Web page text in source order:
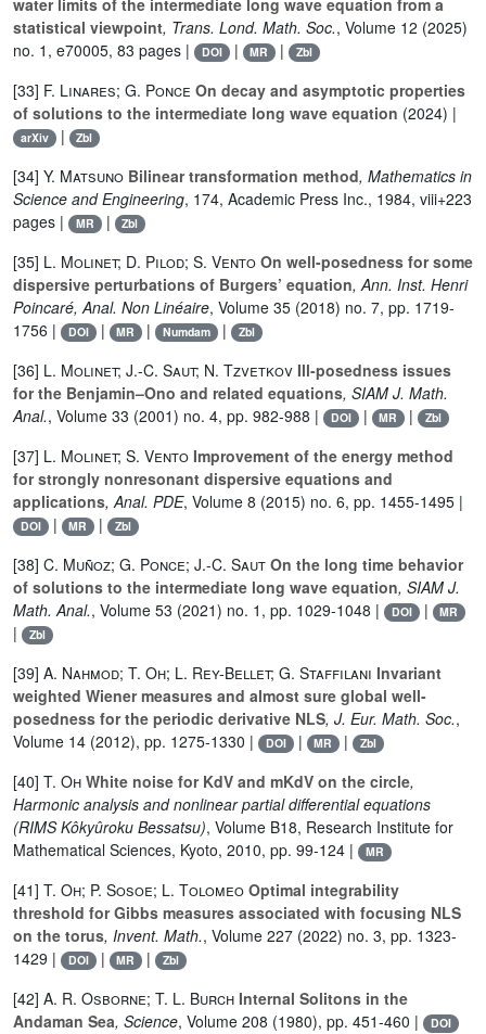
water limits of the intermediate long wave equation from a
statistical viewpoint, Trans. Lond. Math. Soc., Volume 12 (2025)
no. 1, e70005, 83 pages |
DOI | MR | Zbl
[33] F. Linares; G. Ponce On decay and asymptotic properties
of solutions to the intermediate long wave equation (2024) |
arXiv | Zbl
[34] Y. Matsuno Bilinear transformation method, Mathematics in
Science and Engineering, 174, Academic Press Inc., 1984, viii+223
pages |
MR | Zbl
[35] L. Molinet; D. Pilod; S. Vento On well-posedness for some
dispersive perturbations of Burgers’ equation, Ann. Inst. Henri
Poincaré, Anal. Non Linéaire, Volume 35 (2018) no. 7, pp. 1719-
1756 |
DOI | MR | Numdam | Zbl
[36] L. Molinet; J.-C. Saut; N. Tzvetkov Ill-posedness issues
for the Benjamin–Ono and related equations, SIAM J. Math.
Anal., Volume 33 (2001) no. 4, pp. 982-988 | DOI | MR | Zbl
[37] L. Molinet; S. Vento Improvement of the energy method
for strongly nonresonant dispersive equations and
applications, Anal. PDE, Volume 8 (2015) no. 6, pp. 1455-1495 |
DOI | MR | Zbl
[38] C. Muñoz; G. Ponce; J.-C. Saut On the long time behavior
of solutions to the intermediate long wave equation, SIAM J.
Math. Anal., Volume 53 (2021) no. 1, pp. 1029-1048 | DOI | MR
| Zbl
[39] A. Nahmod; T. Oh; L. Rey-Bellet; G. Staffilani Invariant
weighted Wiener measures and almost sure global well-
posedness for the periodic derivative NLS, J. Eur. Math. Soc.,
Volume 14 (2012), pp. 1275-1330 | DOI | MR | Zbl
[40] T. Oh White noise for KdV and mKdV on the circle,
Harmonic analysis and nonlinear partial differential equations
(RIMS Kôkyûroku Bessatsu), Volume B18, Research Institute for
Mathematical Sciences, Kyoto, 2010, pp. 99-124 |
MR
[41] T. Oh; P. Sosoe; L. Tolomeo Optimal integrability
threshold for Gibbs measures associated with focusing NLS
on the torus, Invent. Math., Volume 227 (2022) no. 3, pp. 1323-
1429 |
DOI | MR | Zbl
[42] A. R. Osborne; T. L. Burch Internal Solitons in the
Andaman Sea, Science, Volume 208 (1980), pp. 451-460 | DOI